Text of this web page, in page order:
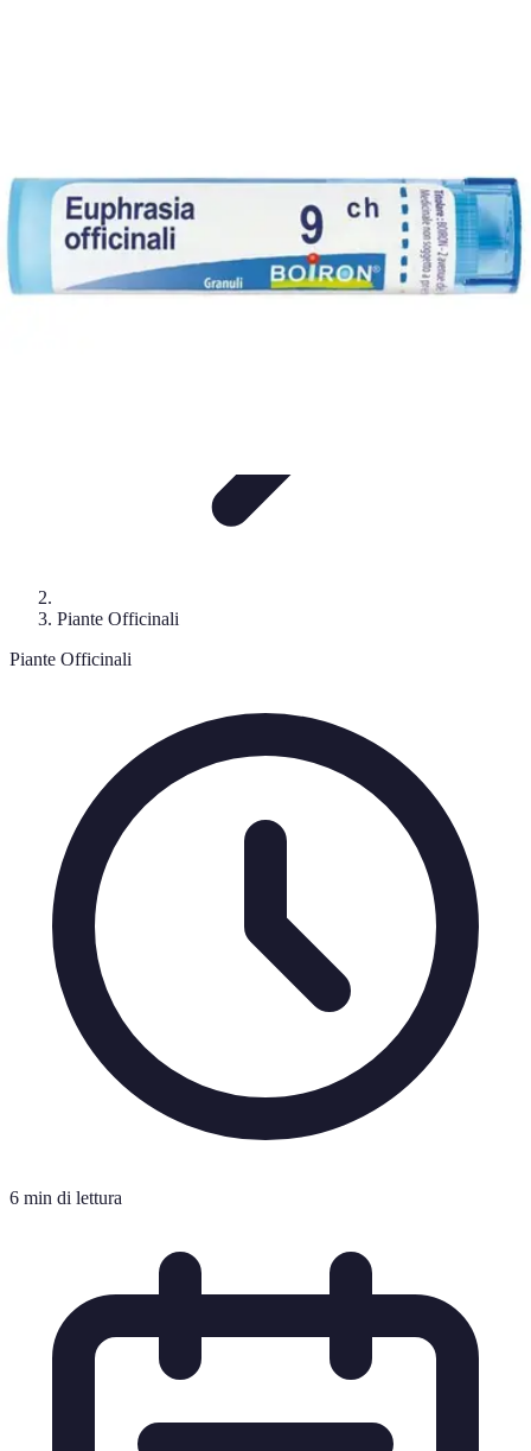
Piante Officinali
Piante Officinali
6 min di lettura